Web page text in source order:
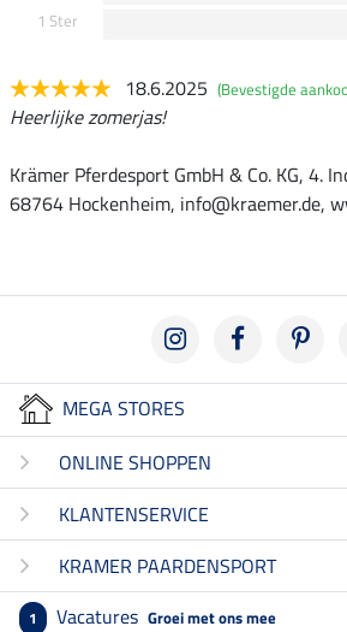
1 Ster
18.6.2025 (Bevestigde
Heerlijke zomerjas!
Krämer Pferdesport GmbH & Co. KG, 4.
68764 Hockenheim, info@kraemer.de,
MEGA STORES
ONLINE SHOPPEN
KLANTENSERVICE
KRAMER PAARDENSPORT
1 Vacatures Groei met ons mee